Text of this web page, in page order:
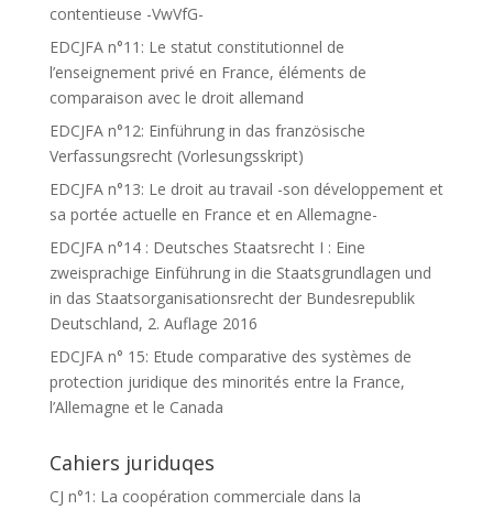
contentieuse -VwVfG-
EDCJFA n°11: Le statut constitutionnel de
l’enseignement privé en France, éléments de
comparaison avec le droit allemand
EDCJFA n°12: Einführung in das französische
Verfassungsrecht (Vorlesungsskript)
EDCJFA n°13: Le droit au travail -son développement et
sa portée actuelle en France et en Allemagne-
EDCJFA n°14 : Deutsches Staatsrecht I : Eine
zweisprachige Einführung in die Staatsgrundlagen und
in das Staatsorganisationsrecht der Bundesrepublik
Deutschland, 2. Auflage 2016
EDCJFA n° 15: Etude comparative des systèmes de
protection juridique des minorités entre la France,
l’Allemagne et le Canada
Cahiers juriduqes
CJ n°1: La coopération commerciale dans la